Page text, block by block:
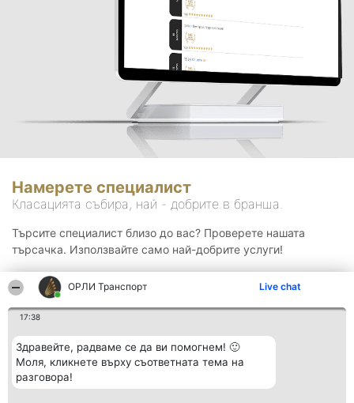
ОРЛИ Транспорт Live chat
17:38
Здравейте, радваме се да ви помогнем! 🙂
Моля, кликнете върху съответната тема на
разговора!
Намерете специалист
Класацията събира, най - добрите в бранша.
Търсите специалист близо до вас? Проверете нашата
търсачка. Използвайте само най-добрите услуги!